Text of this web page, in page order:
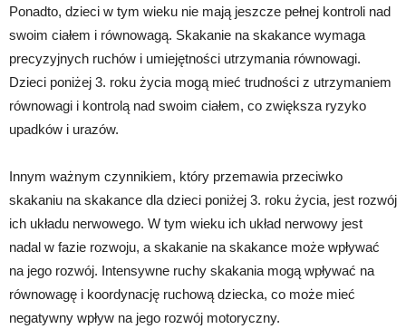
Ponadto, dzieci w tym wieku nie mają jeszcze pełnej kontroli nad
swoim ciałem i równowagą. Skakanie na skakance wymaga
precyzyjnych ruchów i umiejętności utrzymania równowagi.
Dzieci poniżej 3. roku życia mogą mieć trudności z utrzymaniem
równowagi i kontrolą nad swoim ciałem, co zwiększa ryzyko
upadków i urazów.
Innym ważnym czynnikiem, który przemawia przeciwko
skakaniu na skakance dla dzieci poniżej 3. roku życia, jest rozwój
ich układu nerwowego. W tym wieku ich układ nerwowy jest
nadal w fazie rozwoju, a skakanie na skakance może wpływać
na jego rozwój. Intensywne ruchy skakania mogą wpływać na
równowagę i koordynację ruchową dziecka, co może mieć
negatywny wpływ na jego rozwój motoryczny.